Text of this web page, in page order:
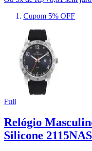
Cupom 5% OFF
Full
Relógio
Silicone